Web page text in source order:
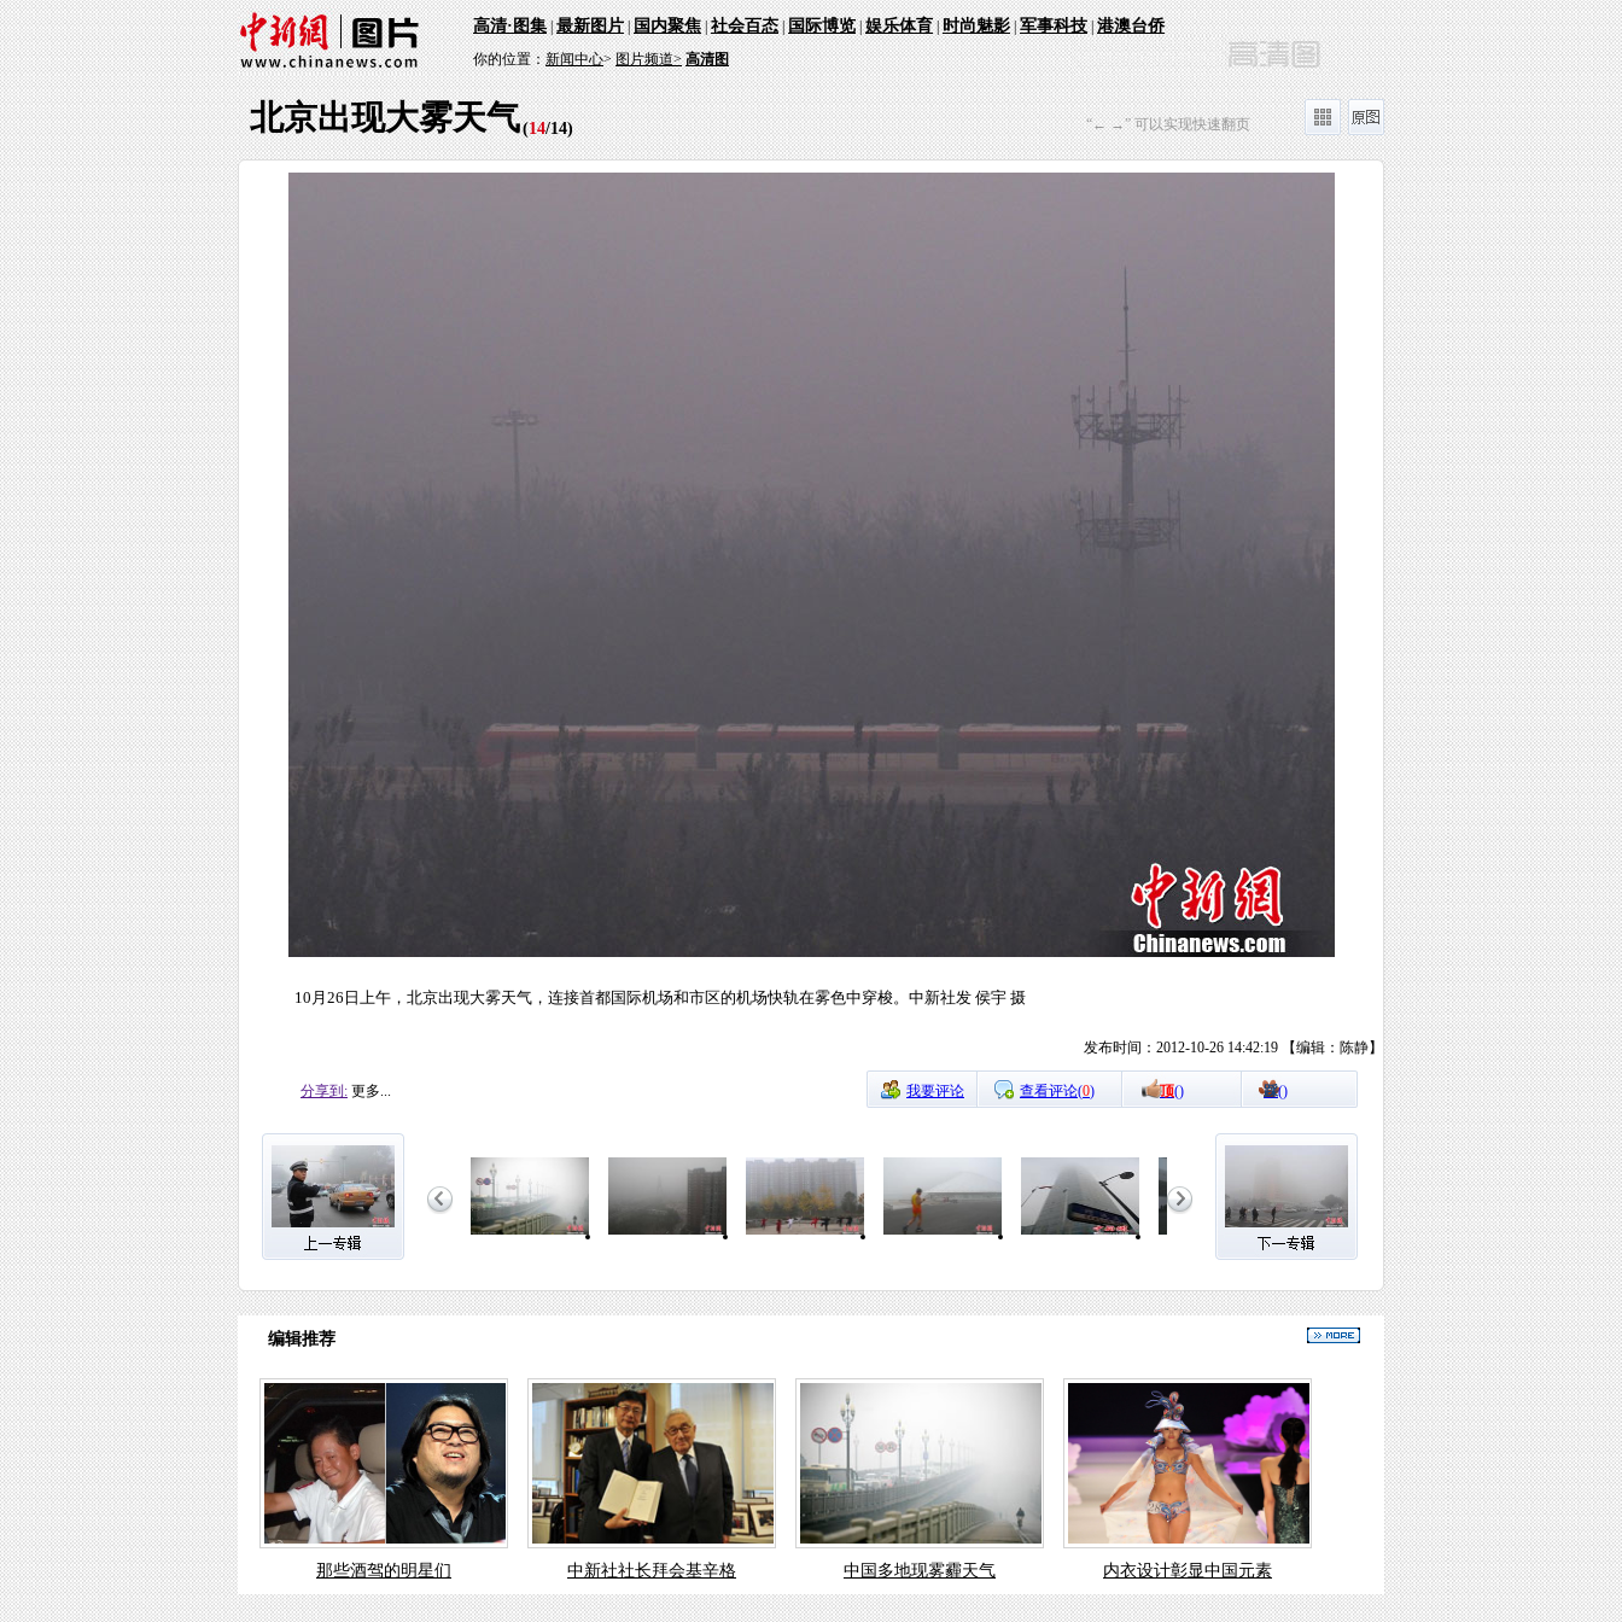
高清·图集|最新图片|国内聚焦|社会百态|国际博览|娱乐体育|时尚魅影|军事科技|港澳台侨
你的位置：新闻中心>图片频道> 高清图
北京出现大雾天气(14/14) “← →” 可以实现快速翻页
10月26日上午，北京出现大雾天气，连接首都国际机场和市区的机场快轨在雾色中穿梭。中新社发 侯宇 摄
发布时间：2012-10-26 14:42:19 【编辑：陈静】
分享到: 更多... 我要评论 查看评论(0) 顶() 踩()
编辑推荐
那些酒驾的明星们 中新社社长拜会基辛格 中国多地现雾霾天气 内衣设计彰显中国元素